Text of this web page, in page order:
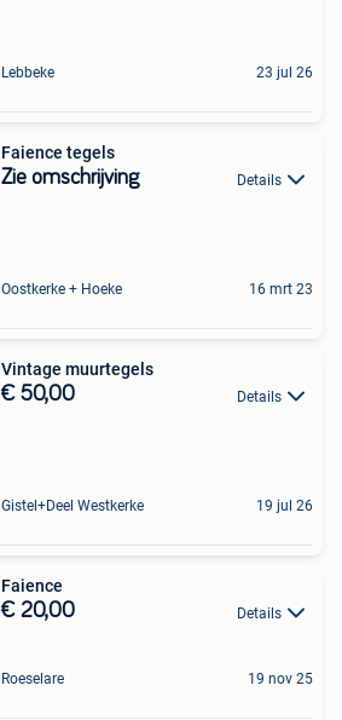
Lebbeke 23 jul 26
Faience tegels
Zie omschrijving Details
Oostkerke + Hoeke 16 mrt 23
Vintage muurtegels
€ 50,00 Details
Gistel+Deel Westkerke 19 jul 26
Faience
€ 20,00 Details
Roeselare 19 nov 25